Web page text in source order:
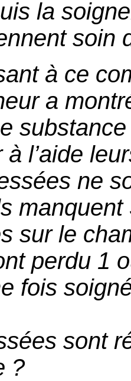
la
soin
à ce
a
l’aide
ne
sur le
perdu 1
fois
sont
?